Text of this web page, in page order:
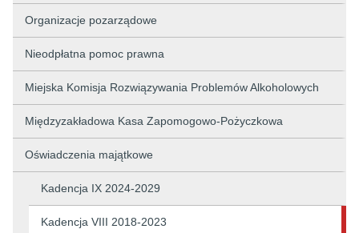
Organizacje pozarządowe
Nieodpłatna pomoc prawna
Miejska Komisja Rozwiązywania Problemów Alkoholowych
Międzyzakładowa Kasa Zapomogowo-Pożyczkowa
Oświadczenia majątkowe
Kadencja IX 2024-2029
Kadencja VIII 2018-2023